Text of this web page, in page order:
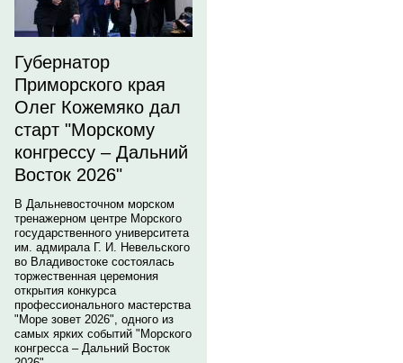
Губернатор
Приморского края
Олег Кожемяко дал
старт "Морскому
конгрессу – Дальний
Восток 2026"
В Дальневосточном морском
тренажерном центре Морского
государственного университета
им. адмирала Г. И. Невельского
во Владивостоке состоялась
торжественная церемония
открытия конкурса
профессионального мастерства
"Море зовет 2026", одного из
самых ярких событий "Морского
конгресса – Дальний Восток